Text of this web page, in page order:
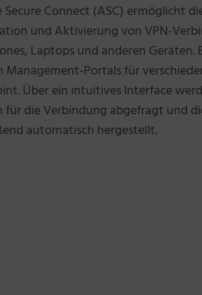
Connect (ASC) ermöglicht
und Aktivierung von VPN-
Laptops und anderen Geräten.
Management-Portals für
Über ein intuitives Interface
für die Verbindung abgefragt und
automatisch hergestellt.